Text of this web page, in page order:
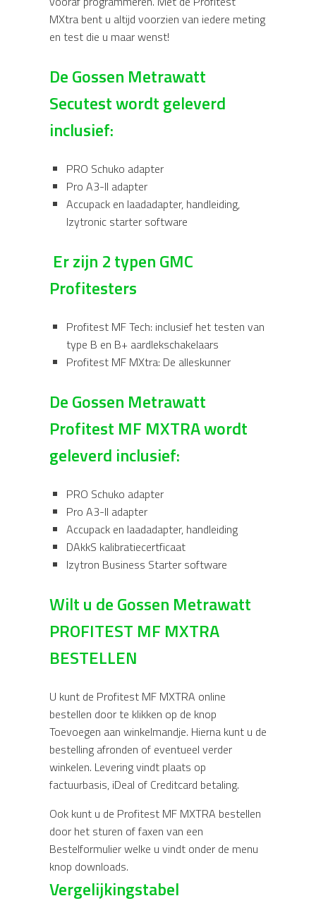
MXtra bent u altijd voorzien van iedere meting
en test die u maar wenst!
De Gossen Metrawatt
Secutest wordt geleverd
inclusief:
PRO Schuko adapter
Pro A3-II adapter
Accupack en laadadapter, handleiding,
Izytronic starter software
Er zijn 2 typen GMC
Profitesters
Profitest MF Tech: inclusief het testen van
type B en B+ aardlekschakelaars
Profitest MF MXtra: De alleskunner
De Gossen Metrawatt
Profitest MF MXTRA wordt
geleverd inclusief:
PRO Schuko adapter
Pro A3-II adapter
Accupack en laadadapter, handleiding
DAkkS kalibratiecertficaat
Izytron Business Starter software
Wilt u de Gossen Metrawatt
PROFITEST MF MXTRA
BESTELLEN
U kunt de Profitest MF MXTRA online
bestellen door te klikken op de knop
Toevoegen aan winkelmandje. Hierna kunt u de
bestelling afronden of eventueel verder
winkelen. Levering vindt plaats op
factuurbasis, iDeal of Creditcard betaling.
Ook kunt u de Profitest MF MXTRA bestellen
door het sturen of faxen van een
Bestelformulier welke u vindt onder de menu
knop downloads.
Vergelijkingstabel